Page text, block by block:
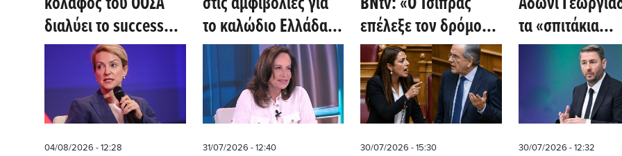
διαλύει το success
story της κυβέρνησης
το καλώδιο Ελλάδας-
Κύπρου - Η Meridiam
δίνει ψήφο
εμπιστοσύνης
επέλεξε τον δρόμο
του - Ο ΣΥΡΙΖΑ γυρίζει
σελίδα»
τα «σπιτάκια
ανακύκλωσης»:
«Γιατί οι
πλήρωσαν
έξι φορές
ακριβότερα;»
04/08/2026 - 12:28 31/07/2026 - 12:40 30/07/2026 - 15:30 30/07/2026 - 12:32